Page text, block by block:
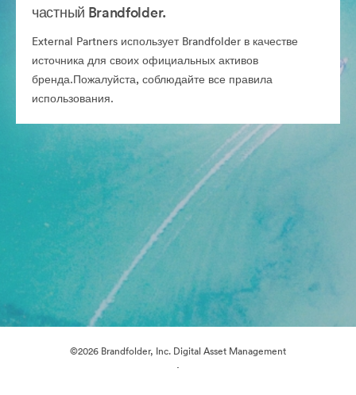
частный Brandfolder.
External Partners использует Brandfolder в качестве
источника для своих официальных активов
бренда.Пожалуйста, соблюдайте все правила
использования.
©2026 Brandfolder, Inc. Digital Asset Management
·